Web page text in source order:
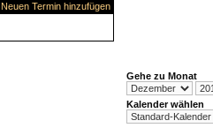
Neuen Termin hinzufügen
Gehe zu Monat
Kalender wählen